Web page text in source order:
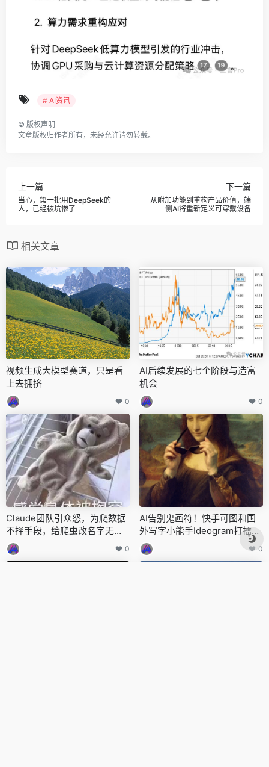
# AI资讯
© 版权声明
文章版权归作者所有，未经允许请勿转载。
上一篇
当心，第一批用DeepSeek的
人，已经被坑惨了
下一篇
从附加功能到重构产品价值，端
侧AI将重新定义可穿戴设备
相关文章
视频生成大模型赛道，只是看
上去拥挤
0
AI后续发展的七个阶段与造富
机会
0
Claude团队引众怒，为爬数据
不择手段，给爬虫改名字无视
禁止规则
0
AI告别鬼画符！快手可图和国
外写字小能手Ideogram打擂
台，谁更牛？
0